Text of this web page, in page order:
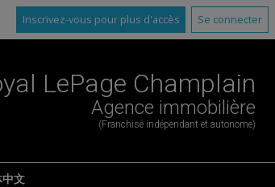
Inscrivez-vous pour plus d'accès Se connecter
LePage Champlain
Agence immobilière
(Franchisé indépendant et autonome)
中文